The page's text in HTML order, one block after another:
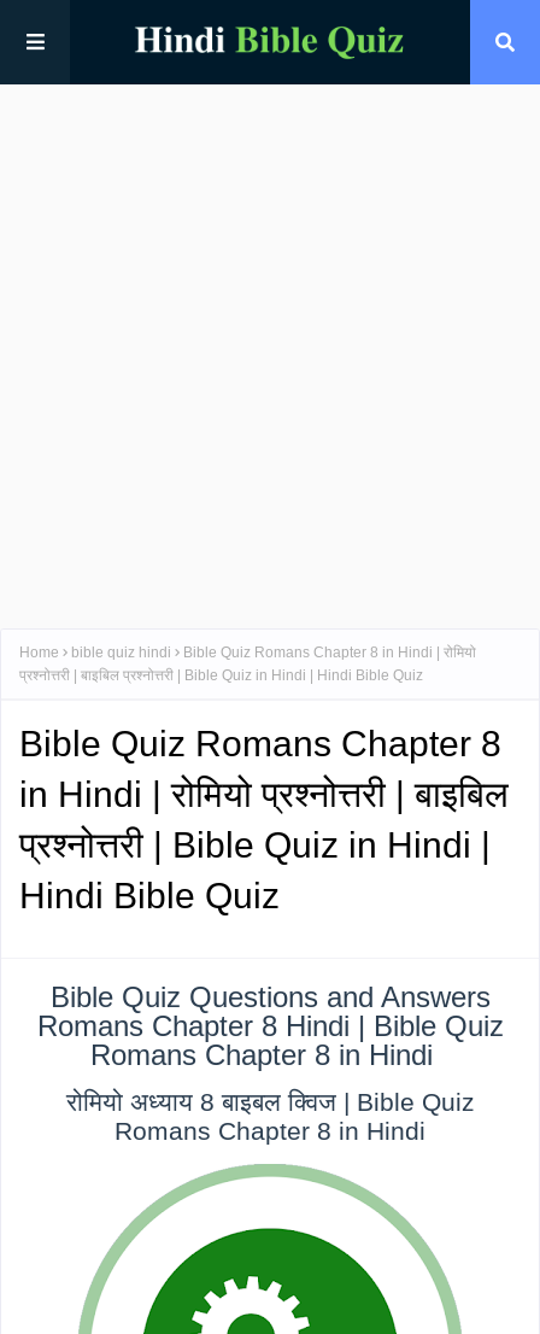
Home bible quiz hindi
Bible Quiz Romans Chapter 8 in Hindi | रोमियो
प्रश्नोत्तरी | बाइबिल प्रश्नोत्तरी | Bible Quiz in Hindi | Hindi Bible Quiz
Bible Quiz Romans Chapter 8
in Hindi | रोमियो प्रश्नोत्तरी | बाइबिल
प्रश्नोत्तरी | Bible Quiz in Hindi |
Hindi Bible Quiz
Bible Quiz Questions and Answers
Romans Chapter 8 Hindi | Bible Quiz
Romans Chapter 8 in Hindi
रोमियो अध्याय 8 बाइबल क्विज | Bible Quiz
Romans Chapter 8 in Hindi